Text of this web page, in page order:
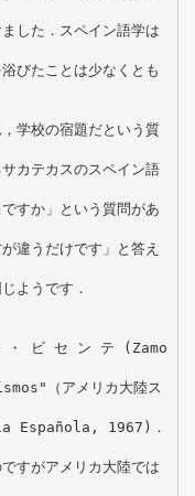
した．スペイン語学は
びたことは少なくとも
学校の宿題だという質
カテカスのスペイン語
すか」という質問があ
違うだけです」と答え
ようです．
ビ セ ン テ (Zamo
（アメリカ大陸ス
Española, 1967)．
すがアメリカ大陸では